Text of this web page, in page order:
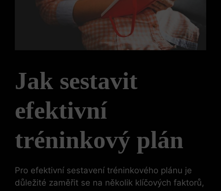
Jak sestavit
efektivní
tréninkový plán
Pro efektivní sestavení tréninkového plánu je
důležité zaměřit se na několik klíčových faktorů,